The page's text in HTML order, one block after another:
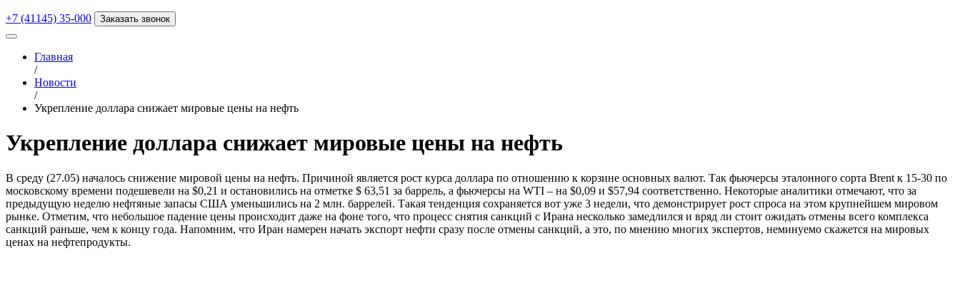
+7 (41145) 35-000 Заказать звонок
Главная
/
Новости
/
Укрепление доллара снижает мировые цены на нефть
Укрепление доллара снижает мировые цены на нефть
В среду (27.05) началось снижение мировой цены на нефть. Причиной является рост курса доллара по отношению к корзине основных валют. Так фьючерсы эталонного сорта Brent к 15-30 по
московскому времени подешевели на $0,21 и остановились на отметке $ 63,51 за баррель, а фьючерсы на WTI – на $0,09 и $57,94 соответственно. Некоторые аналитики отмечают, что за
предыдущую неделю нефтяные запасы США уменьшились на 2 млн. баррелей. Такая тенденция сохраняется вот уже 3 недели, что демонстрирует рост спроса на этом крупнейшем мировом
рынке. Отметим, что небольшое падение цены происходит даже на фоне того, что процесс снятия санкций с Ирана несколько замедлился и вряд ли стоит ожидать отмены всего комплекса
санкций раньше, чем к концу года. Напомним, что Иран намерен начать экспорт нефти сразу после отмены санкций, а это, по мнению многих экспертов, неминуемо скажется на мировых
ценах на нефтепродукты.